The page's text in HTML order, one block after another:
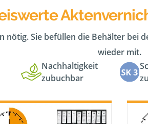
nötig. Sie befüllen die Behälter
wieder mit.
Nachhaltigkeit
zubuchbar